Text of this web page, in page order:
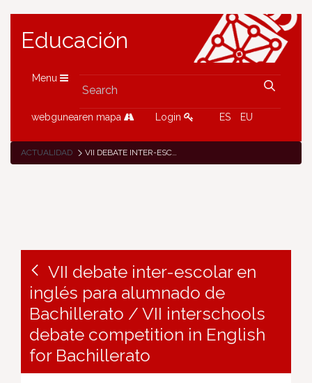
Educación
Menu
webgunearen mapa Login ES EU
ACTUALIDAD VII DEBATE INTER-ESCOLAR EN INGLÉS PARA ALUMNADO DE BACHILLERATO / VII INTERSCHOOLS DEBATE COMPETITION IN ENGLISH FOR BACHILLERATO
VII debate inter-escolar en
inglés para alumnado de
Bachillerato / VII interschools
debate competition in English
for Bachillerato